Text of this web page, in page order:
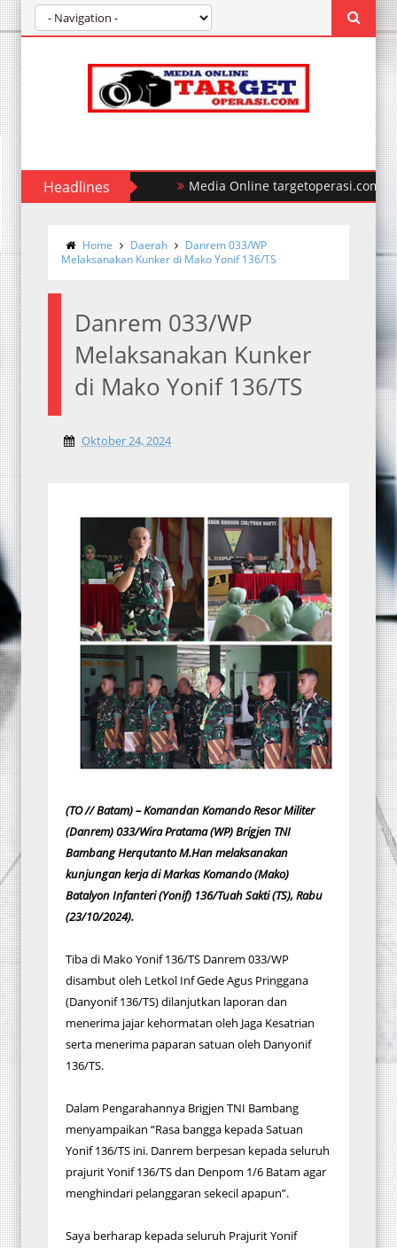
Headlines Polda Sumut Ungkap Kasus
Home Daerah
Danrem 033/WP
Melaksanakan Kunker di Mako Yonif 136/TS
Danrem 033/WP
Melaksanakan Kunker
di Mako Yonif 136/TS
Oktober 24, 2024
(TO // Batam) – Komandan Komando Resor Militer
(Danrem) 033/Wira Pratama (WP) Brigjen TNI
Bambang Herqutanto M.Han melaksanakan
kunjungan kerja di Markas Komando (Mako)
Batalyon Infanteri (Yonif) 136/Tuah Sakti (TS), Rabu
(23/10/2024).
Tiba di Mako Yonif 136/TS Danrem 033/WP
disambut oleh Letkol Inf Gede Agus Pringgana
(Danyonif 136/TS) dilanjutkan laporan dan
menerima jajar kehormatan oleh Jaga Kesatrian
serta menerima paparan satuan oleh Danyonif
136/TS.
Dalam Pengarahannya Brigjen TNI Bambang
menyampaikan “Rasa bangga kepada Satuan
Yonif 136/TS ini. Danrem berpesan kepada seluruh
prajurit Yonif 136/TS dan Denpom 1/6 Batam agar
menghindari pelanggaran sekecil apapun”.
Saya berharap kepada seluruh Prajurit Yonif